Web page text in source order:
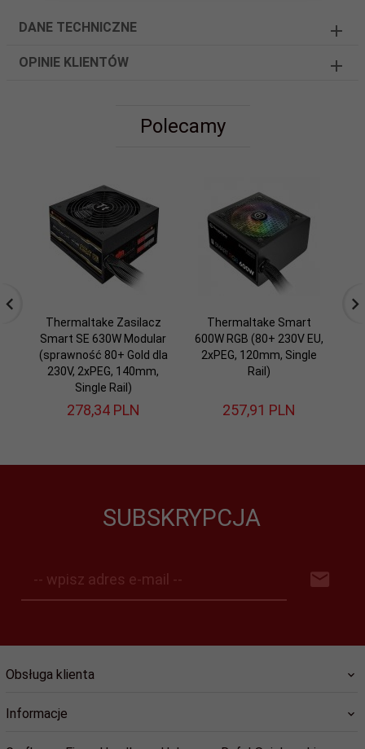
DANE TECHNICZNE
OPINIE KLIENTÓW
Polecamy
Thermaltake Zasilacz
Smart SE 630W Modular
(sprawność 80+ Gold dla
230V, 2xPEG, 140mm,
Single Rail)
278,34 PLN
Thermaltake Smart
600W RGB (80+ 230V EU,
2xPEG, 120mm, Single
Rail)
257,91 PLN
SUBSKRYPCJA
-- wpisz adres e-mail --
Obsługa klienta
Informacje